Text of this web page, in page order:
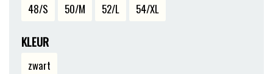
48/S 50/M 52/L 54/XL
KLEUR
zwart